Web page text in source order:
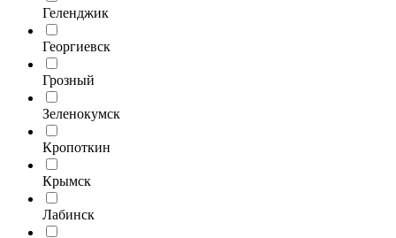
Геленджик
Георгиевск
Грозный
Зеленокумск
Кропоткин
Крымск
Лабинск